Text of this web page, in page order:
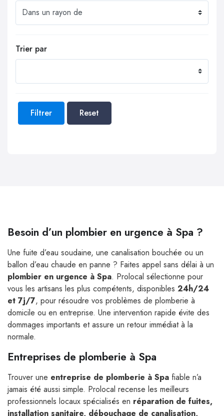
Trier par
Filtrer Reset
Besoin d’un plombier en urgence à Spa ?
Une fuite d’eau soudaine, une canalisation bouchée ou un
ballon d’eau chaude en panne ? Faites appel sans délai à un
plombier en urgence à Spa. Prolocal sélectionne pour
vous les artisans les plus compétents, disponibles 24h/24
et 7j/7, pour résoudre vos problèmes de plomberie à
domicile ou en entreprise. Une intervention rapide évite des
dommages importants et assure un retour immédiat à la
normale.
Entreprises de plomberie à Spa
Trouver une entreprise de plomberie à Spa fiable n’a
jamais été aussi simple. Prolocal recense les meilleurs
professionnels locaux spécialisés en réparation de fuites,
installation sanitaire, débouchage de canalisation,